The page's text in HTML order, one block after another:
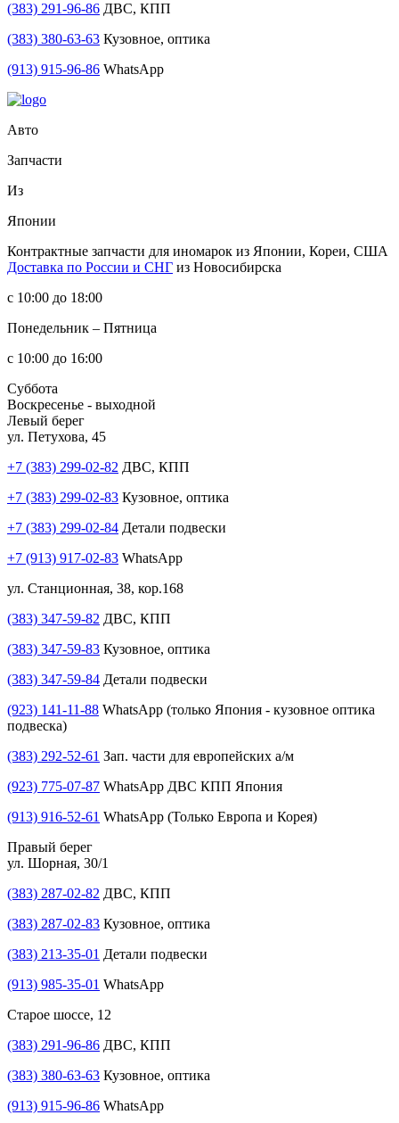
(383) 291-96-86 ДВС, КПП
(383) 380-63-63 Кузовное, оптика
(913) 915-96-86 WhatsApp
Авто
Запчасти
Из
Японии
Контрактные запчасти для иномарок из Японии, Кореи, США
Доставка по России и СНГ из Новосибирска
с 10:00 до 18:00
Понедельник – Пятница
с 10:00 до 16:00
Суббота
Воскресенье - выходной
Левый берег
ул. Петухова, 45
+7 (383) 299-02-82 ДВС, КПП
+7 (383) 299-02-83 Кузовное, оптика
+7 (383) 299-02-84 Детали подвески
+7 (913) 917-02-83 WhatsApp
ул. Станционная, 38, кор.168
(383) 347-59-82 ДВС, КПП
(383) 347-59-83 Кузовное, оптика
(383) 347-59-84 Детали подвески
(923) 141-11-88 WhatsApp (только Япония - кузовное оптика
подвеска)
(383) 292-52-61 Зап. части для европейских а/м
(923) 775-07-87 WhatsApp ДВС КПП Япония
(913) 916-52-61 WhatsApp (Только Европа и Корея)
Правый берег
ул. Шорная, 30/1
(383) 287-02-82 ДВС, КПП
(383) 287-02-83 Кузовное, оптика
(383) 213-35-01 Детали подвески
(913) 985-35-01 WhatsApp
Старое шоссе, 12
(383) 291-96-86 ДВС, КПП
(383) 380-63-63 Кузовное, оптика
(913) 915-96-86 WhatsApp